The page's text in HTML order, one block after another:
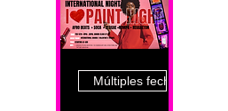
Múltiples fechas